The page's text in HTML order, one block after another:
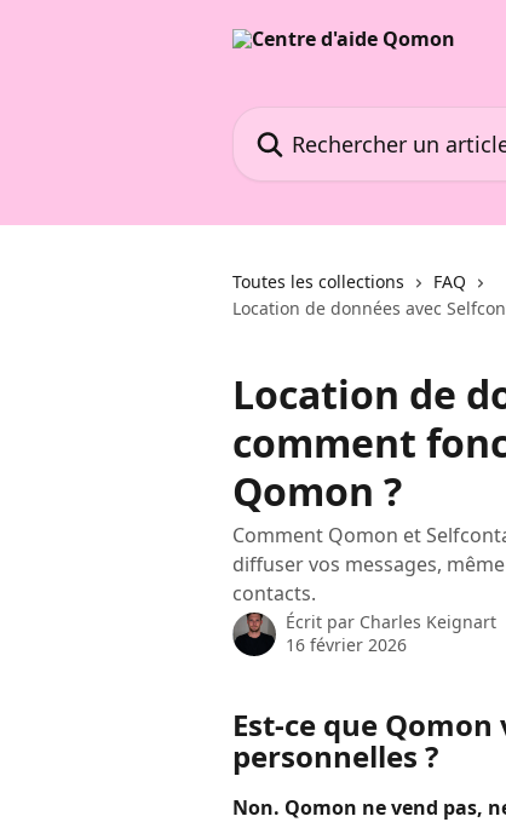
Toutes les collections
FAQ
Location de données avec
Location de
comment
Qomon ?
Comment Qomon et
diffuser vos messages,
contacts.
Écrit par Charles Keignart
16 février 2026
Est-ce que
personnelles ?
Non. Qomon ne vend pas,